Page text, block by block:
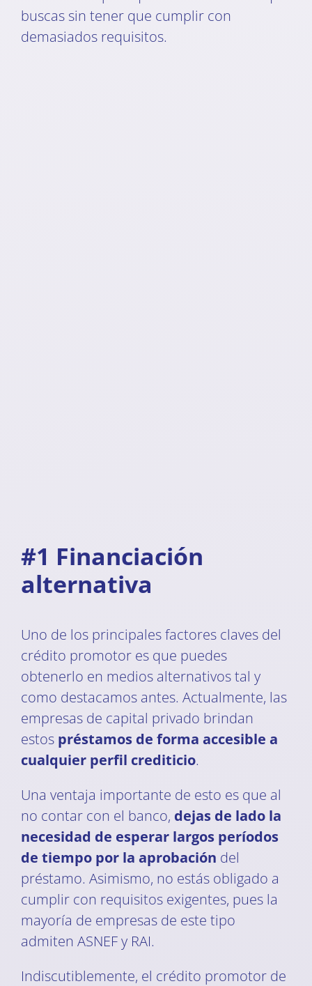
buscas sin tener que cumplir con
demasiados requisitos.
#1 Financiación
alternativa
Uno de los principales factores claves del
crédito promotor es que puedes
obtenerlo en medios alternativos tal y
como destacamos antes. Actualmente, las
empresas de capital privado brindan
estos préstamos de forma accesible a
cualquier perfil crediticio.
Una ventaja importante de esto es que al
no contar con el banco, dejas de lado la
necesidad de esperar largos períodos
de tiempo por la aprobación del
préstamo. Asimismo, no estás obligado a
cumplir con requisitos exigentes, pues la
mayoría de empresas de este tipo
admiten ASNEF y RAI.
Indiscutiblemente, el crédito promotor de